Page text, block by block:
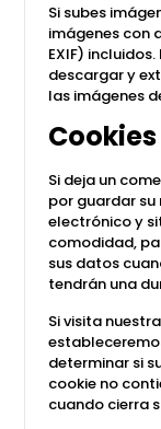
Si subes
imágenes con
EXIF)
descargar y
las imágenes
Cookies
Si deja un
por guardar su
electrónico y
comodidad,
sus datos
tendrán una
Si visita
determinar si
cookie no
cuando cierra